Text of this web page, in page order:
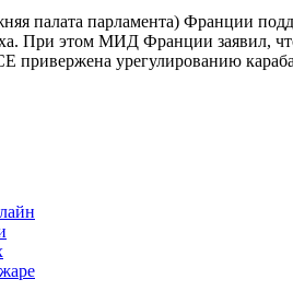
палата парламента) Франции
При этом МИД Франции заявил,
урегулированию